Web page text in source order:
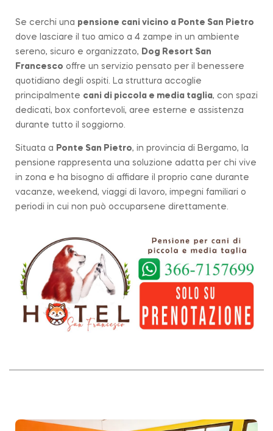
Se cerchi una pensione cani vicino a Ponte San Pietro
dove lasciare il tuo amico a 4 zampe in un ambiente
sereno, sicuro e organizzato, Dog Resort San
Francesco offre un servizio pensato per il benessere
quotidiano degli ospiti. La struttura accoglie
principalmente cani di piccola e media taglia, con spazi
dedicati, box confortevoli, aree esterne e assistenza
durante tutto il soggiorno.
Situata a Ponte San Pietro, in provincia di Bergamo, la
pensione rappresenta una soluzione adatta per chi vive
in zona e ha bisogno di affidare il proprio cane durante
vacanze, weekend, viaggi di lavoro, impegni familiari o
periodi in cui non può occuparsene direttamente.